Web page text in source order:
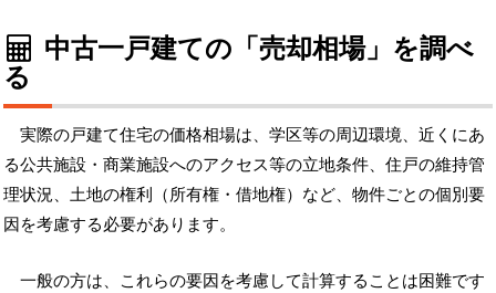
中古一戸建ての「売却相場」を調べ
る
実際の戸建て住宅の価格相場は、学区等の周辺環境、近くにあ
る公共施設・商業施設へのアクセス等の立地条件、住戸の維持管
理状況、土地の権利（所有権・借地権）など、物件ごとの個別要
因を考慮する必要があります。
一般の方は、これらの要因を考慮して計算することは困難です